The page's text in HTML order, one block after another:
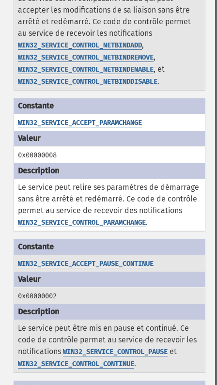
accepter les modifications de sa liaison sans être
arrêté et redémarré. Ce code de contrôle permet
au service de recevoir les notifications
WIN32_SERVICE_CONTROL_NETBINDADD,
WIN32_SERVICE_CONTROL_NETBINDREMOVE,
WIN32_SERVICE_CONTROL_NETBINDENABLE, et
WIN32_SERVICE_CONTROL_NETBINDDISABLE.
WIN32_SERVICE_ACCEPT_PARAMCHANGE
0x00000008
Le service peut relire ses paramètres de démarrage
sans être arrêté et redémarré. Ce code de contrôle
permet au service de recevoir des notifications
WIN32_SERVICE_CONTROL_PARAMCHANGE.
WIN32_SERVICE_ACCEPT_PAUSE_CONTINUE
0x00000002
Le service peut être mis en pause et continué. Ce
code de contrôle permet au service de recevoir les
notifications WIN32_SERVICE_CONTROL_PAUSEet
WIN32_SERVICE_CONTROL_CONTINUE.